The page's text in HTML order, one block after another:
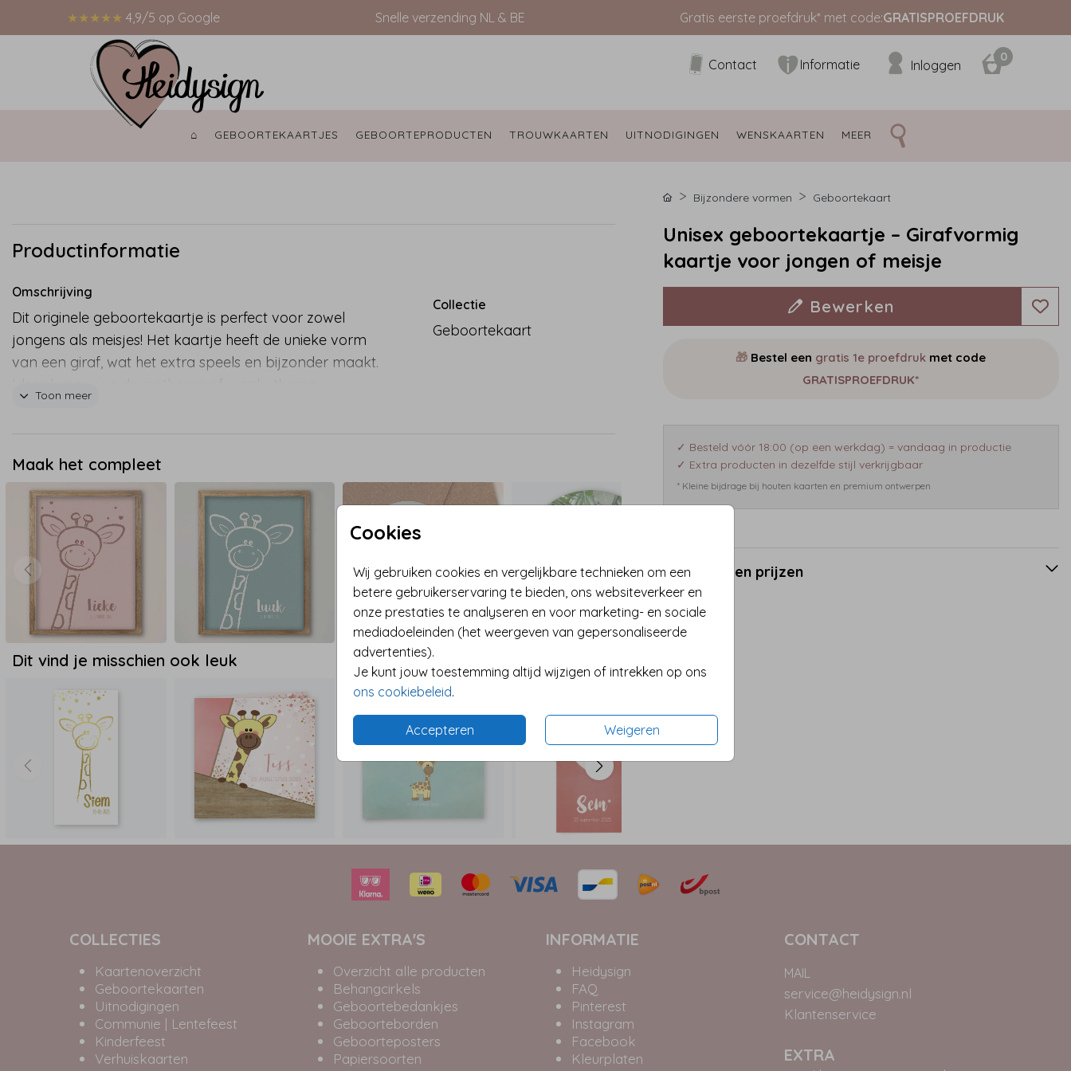
★★★★★ 4,9/5 op Google Snelle verzending NL & BE Gratis eerste proefdruk* met code:GRATISPROEFDRUK
Contact Informatie Inloggen
0
⌂ GEBOORTEKAARTJES GEBOORTEPRODUCTEN TROUWKAARTEN UITNODIGINGEN WENSKAARTEN MEER
Cookies
Wij gebruiken cookies en vergelijkbare technieken om een
betere gebruikerservaring te bieden, ons websiteverkeer en
onze prestaties te analyseren en voor marketing- en sociale
mediadoeleinden (het weergeven van gepersonaliseerde
advertenties).
Je kunt jouw toestemming altijd wijzigen of intrekken op ons
ons cookiebeleid.
Accepteren Weigeren
Productinformatie
Omschrijving
Dit originele geboortekaartje is perfect voor zowel
jongens als meisjes! Het kaartje heeft de unieke vorm
van een giraf, wat het extra speels en bijzonder maakt.
geboortekaartje van en laat vrienden en familie op een
unieke manier weten dat jullie baby is geboren. Wil je het
kaartje eerst in het echt bewonderen? Bestel een
proefdruk en ervaar de kwaliteit en het schattige
ontwerp zelf!
Toon meer
Collectie
Geboortekaart
Maak het compleet
Dit vind je misschien ook leuk
Bijzondere vormen Geboortekaart
Unisex geboortekaartje – Girafvormig
kaartje voor jongen of meisje
Bewerken
🎁 Bestel een gratis 1e proefdruk met code
GRATISPROEFDRUK*
✓ Besteld vóór 18:00 (op een werkdag) = vandaag in productie
✓ Extra producten in dezelfde stijl verkrijgbaar
* Kleine bijdrage bij houten kaarten en premium ontwerpen
Formaten en prijzen
COLLECTIES
Kaartenoverzicht
Geboortekaarten
Uitnodigingen
Communie | Lentefeest
Kinderfeest
Verhuiskaarten
MOOIE EXTRA'S
Overzicht alle producten
Behangcirkels
Geboortebedankjes
Geboorteborden
Geboorteposters
Papiersoorten
INFORMATIE
Heidysign
FAQ
Pinterest
Instagram
Facebook
Kleurplaten
CONTACT
MAIL
service@heidysign.nl
Klantenservice
EXTRA